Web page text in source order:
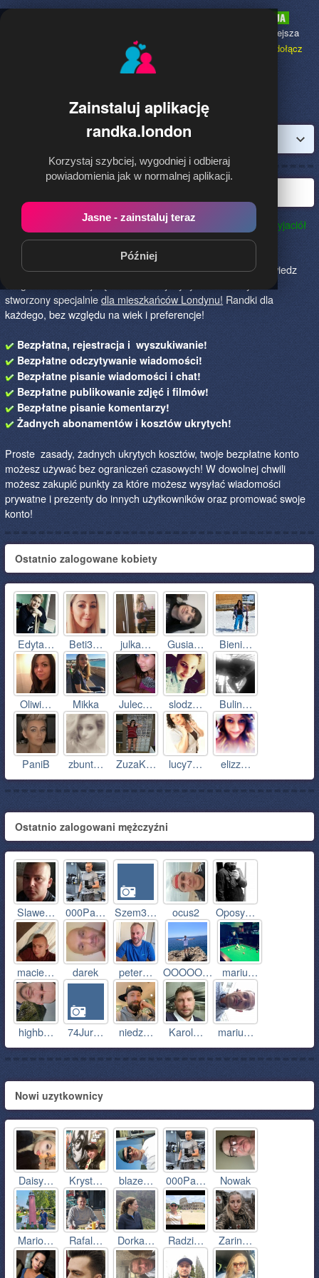
Zainstaluj aplikację
randka.london
Korzystaj szybciej, wygodniej i odbieraj
powiadomienia jak w normalnej aplikacji.
Jasne - zainstaluj teraz
Później
to najpopularniejsza
dołącz
Randka.london to najlepszy sposób na poznanie nowych przyjaciół
w Londynie!Określ czego szukasz i skończ z samotnością!
Znajdziesz tu osoby szukające miłości lub przygody, chętne
na randkę, imprezę i spotkanie na żywo! Dołącz do nas, powiedz
stworzony specjalniedla mieszkańców Londynu! Randki dla
każdego, bez względu na wiek i preferencje!
Bezpłatna, rejestracja i wyszukiwanie!
Bezpłatne odczytywanie wiadomości!
Bezpłatne pisanie wiadomości i chat!
Bezpłatne publikowanie zdjęć i filmów!
Bezpłatne pisanie komentarzy!
Żadnych abonamentów i kosztów ukrytych!
Proste zasady, żadnych ukrytych kosztów, twoje bezpłatne konto
możesz używać bez ograniczeń czasowych! W dowolnej chwili
możesz zakupić punkty za które możesz wysyłać wiadomości
prywatne i prezenty do innych użytkowników oraz promować swoje
konto!
Ostatnio zalogowane kobiety
Edyta… Beti3… julka… Gusia… Bieni…
Oliwi… Mikka Julec… slodz… Bulin…
PaniB zbunt… ZuzaK… lucy7… elizz…
Ostatnio zalogowani mężczyźni
Slawe… 000Pa… Szem3… ocus2 Oposy…
macie… darek peter… OOOOO… mariu…
highb… 74Jur… niedz… Karol… mariu…
Nowi uzytkownicy
Daisy… Kryst… blaze… 000Pa… Nowak
Mario… Rafal… Dorka… Radzi… Zarin…